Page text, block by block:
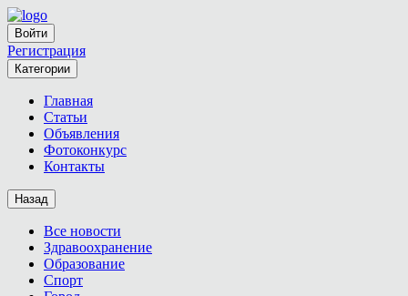
Войти
Регистрация
Категории
Главная
Статьи
Объявления
Фотоконкурс
Контакты
Назад
Все новости
Здравоохранение
Образование
Спорт